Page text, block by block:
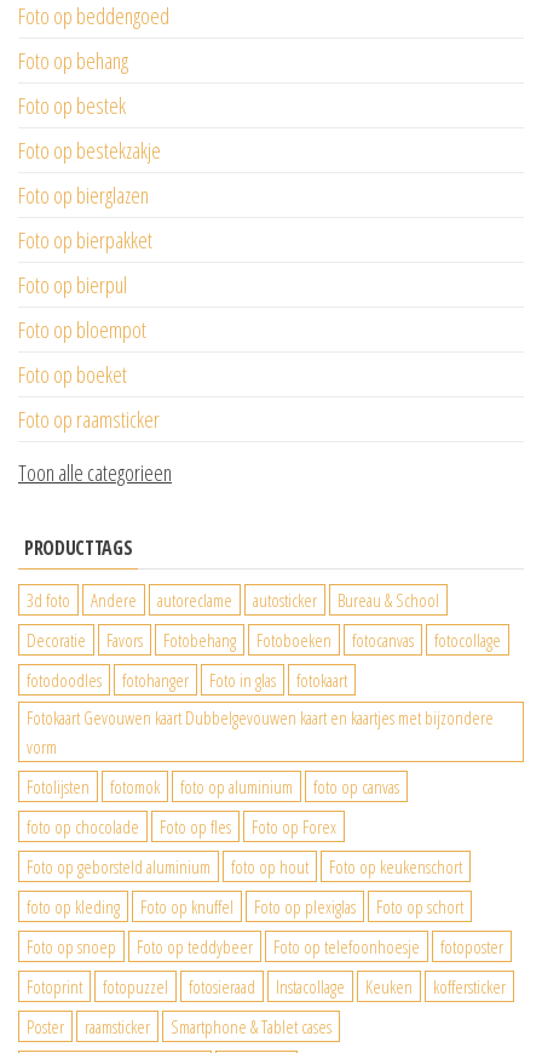
Foto op beddengoed
Foto op behang
Foto op bestek
Foto op bestekzakje
Foto op bierglazen
Foto op bierpakket
Foto op bierpul
Foto op bloempot
Foto op boeket
Foto op raamsticker
Toon alle categorieen
PRODUCTTAGS
3d foto Andere autoreclame autosticker
Bureau & School
Decoratie
Favors Fotobehang Fotoboeken fotocanvas
fotocollage
fotodoodles
fotohanger Foto in glas
fotokaart
Fotokaart Gevouwen kaart Dubbelgevouwen kaart en kaartjes met bijzondere
vorm
Fotolijsten
fotomok foto op aluminium
foto op canvas
foto op chocolade
Foto op fles
Foto op Forex
Foto op geborsteld aluminium
foto op hout
Foto op keukenschort
foto op kleding
Foto op knuffel Foto op plexiglas
Foto op schort
Foto op snoep
Foto op teddybeer Foto op telefoonhoesje
fotoposter
Fotoprint
fotopuzzel fotosieraad Instacollage Keuken
koffersticker
Poster
raamsticker
Smartphone & Tablet cases